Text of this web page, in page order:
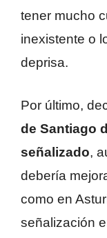
tener mucho
inexistente o
deprisa.
Por último,
de Santiago
señalizado,
debería
como en
señalización